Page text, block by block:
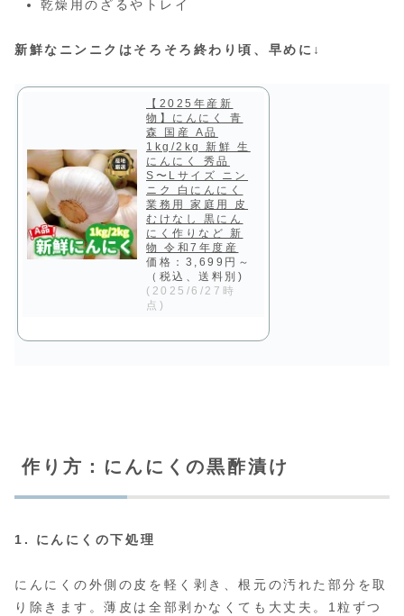
乾燥用のざるやトレイ
新鮮なニンニクはそろそろ終わり頃、早めに↓
【2025年産新
物】にんにく 青
森 国産 A品
1kg/2kg 新鮮 生
にんにく 秀品
S〜Lサイズ ニン
ニク 白にんにく
業務用 家庭用 皮
むけなし 黒にん
にく作りなど 新
物 令和7年度産
価格：3,699円～
（税込、送料別)
(2025/6/27時
点)
作り方：にんにくの黒酢漬け
1. にんにくの下処理
にんにくの外側の皮を軽く剥き、根元の汚れた部分を取
り除きます。薄皮は全部剥かなくても大丈夫。1粒ずつ